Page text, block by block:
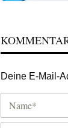
Deine E-Mail-